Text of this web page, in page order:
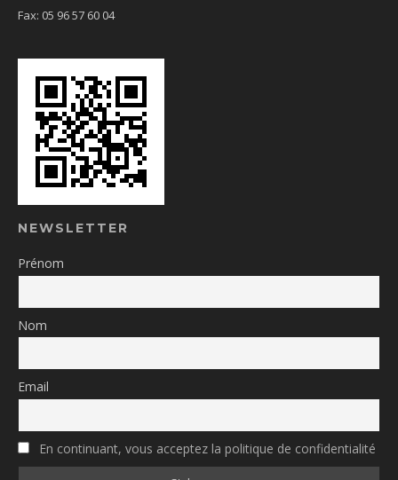
Fax: 05 96 57 60 04
NEWSLETTER
Prénom
Nom
Email
En continuant, vous acceptez la politique de confidentialité